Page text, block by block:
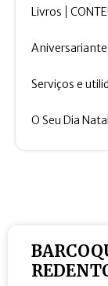
Livros
Serviços e
O Seu Dia Natal